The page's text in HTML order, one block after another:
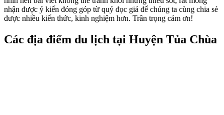
nhận được ý kiến đóng góp từ quý đọc giả để chúng ta cùng chia sẻ
được nhiều kiến thức, kinh nghiệm hơn. Trân trọng cảm ơn!
Các địa điểm du lịch tại Huyện Tủa Chùa